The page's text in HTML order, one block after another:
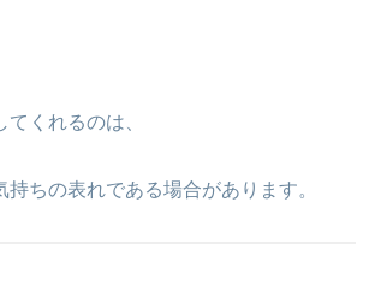
くれるのは、
持ちの表れである場合があります。